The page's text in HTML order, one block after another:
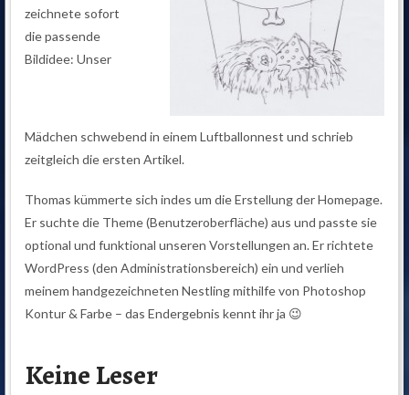
zeichnete sofort
die passende
Bildidee: Unser
Mädchen schwebend in einem Luftballonnest und schrieb
zeitgleich die ersten Artikel.
Thomas kümmerte sich indes um die Erstellung der Homepage.
Er suchte die Theme (Benutzeroberfläche) aus und passte sie
optional und funktional unseren Vorstellungen an. Er richtete
WordPress (den Administrationsbereich) ein und verlieh
meinem handgezeichneten Nestling mithilfe von Photoshop
Kontur & Farbe – das Endergebnis kennt ihr ja 😉
Keine Leser